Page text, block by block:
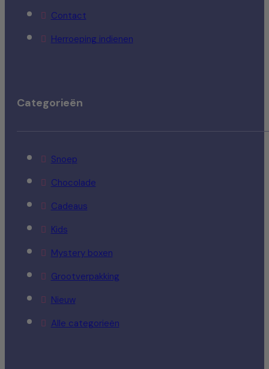
Contact
Herroeping indienen
Categorieën
Snoep
Chocolade
Cadeaus
Kids
Mystery boxen
Grootverpakking
Nieuw
Alle categorieën